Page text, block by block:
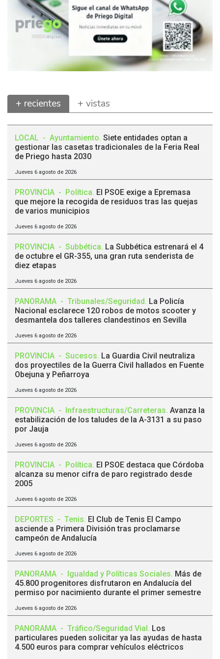
+ recientes + vistas
LOCAL - Ayuntamiento. Siete entidades optan a
gestionar las casetas tradicionales de la Feria Real
de Priego hasta 2030
Jueves 6 agosto de 2026
PROVINCIA - Política. El PSOE exige a Epremasa
que mejore la recogida de residuos tras las quejas
de varios municipios
Jueves 6 agosto de 2026
PROVINCIA - Subbética. La Subbética estrenará el 4
de octubre el GR-355, una gran ruta senderista de
diez etapas
Jueves 6 agosto de 2026
PANORAMA - Tribunales/Seguridad. La Policía
Nacional esclarece 120 robos de motos scooter y
desmantela dos talleres clandestinos en Sevilla
Jueves 6 agosto de 2026
PROVINCIA - Sucesos. La Guardia Civil neutraliza
dos proyectiles de la Guerra Civil hallados en Fuente
Obejuna y Peñarroya
Jueves 6 agosto de 2026
PROVINCIA - Infraestructuras/Carreteras. Avanza la
estabilización de los taludes de la A-3131 a su paso
por Jauja
Jueves 6 agosto de 2026
PROVINCIA - Política. El PSOE destaca que Córdoba
alcanza su menor cifra de paro registrado desde
2005
Jueves 6 agosto de 2026
DEPORTES - Tenis. El Club de Tenis El Campo
asciende a Primera División tras proclamarse
campeón de Andalucía
Jueves 6 agosto de 2026
PANORAMA - Igualdad y Políticas Sociales. Más de
45.800 progenitores disfrutaron en Andalucía del
permiso por nacimiento durante el primer semestre
Jueves 6 agosto de 2026
PANORAMA - Tráfico/Seguridad Vial . Los
particulares pueden solicitar ya las ayudas de hasta
4.500 euros para comprar vehículos eléctricos